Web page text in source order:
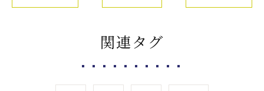
関連タグ